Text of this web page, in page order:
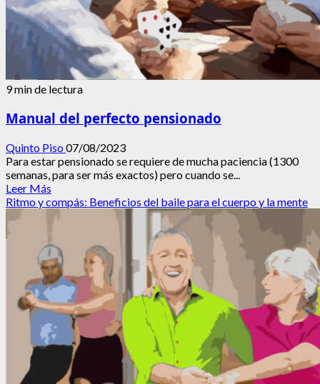
9 min de lectura
Manual del perfecto pensionado
Quinto Piso07/08/2023
Para estar pensionado se requiere de mucha paciencia (1300
semanas, para ser más exactos) pero cuando se...
Leer Más
más
acerca
Manual
del
perfecto
pensionado
Ritmo y compás: Beneficios del baile para el cuerpo y la mente